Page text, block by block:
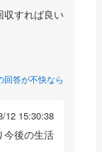
収すれば良い
回答が不快なら
12 15:30:38
今後の生活